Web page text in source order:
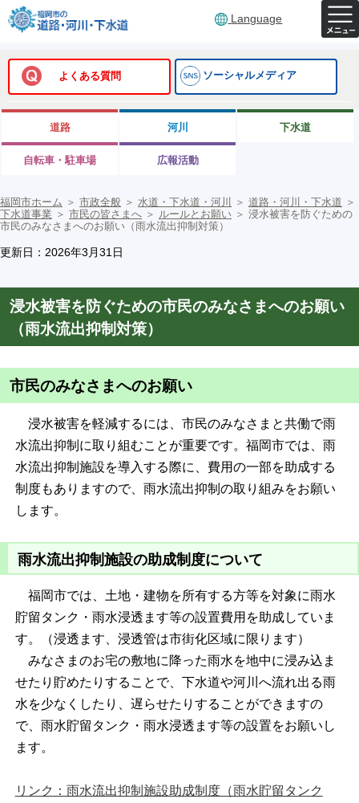
Language
よくある質問 ソーシャルメディア
道路 河川 下水道
自転車・駐車場 広報活動
福岡市ホーム ＞ 市政全般 ＞ 水道・下水道・河川 ＞ 道路・河川・下水道 ＞
下水道事業 ＞ 市民の皆さまへ ＞ ルールとお願い ＞ 浸水被害を防ぐための
市民のみなさまへのお願い（雨水流出抑制対策）
更新日：2026年3月31日
浸水被害を防ぐための市民のみなさまへのお願い
（雨水流出抑制対策）
市民のみなさまへのお願い
浸水被害を軽減するには、市民のみなさまと共働で雨
水流出抑制に取り組むことが重要です。福岡市では、雨
水流出抑制施設を導入する際に、費用の一部を助成する
制度もありますので、雨水流出抑制の取り組みをお願い
します。
雨水流出抑制施設の助成制度について
福岡市では、土地・建物を所有する方等を対象に雨水
貯留タンク・雨水浸透ます等の設置費用を助成していま
す。（浸透ます、浸透管は市街化区域に限ります）
みなさまのお宅の敷地に降った雨水を地中に浸み込ま
せたり貯めたりすることで、下水道や河川へ流れ出る雨
水を少なくしたり、遅らせたりすることができますの
で、雨水貯留タンク・雨水浸透ます等の設置をお願いし
ます。
リンク：雨水流出抑制施設助成制度（雨水貯留タンク